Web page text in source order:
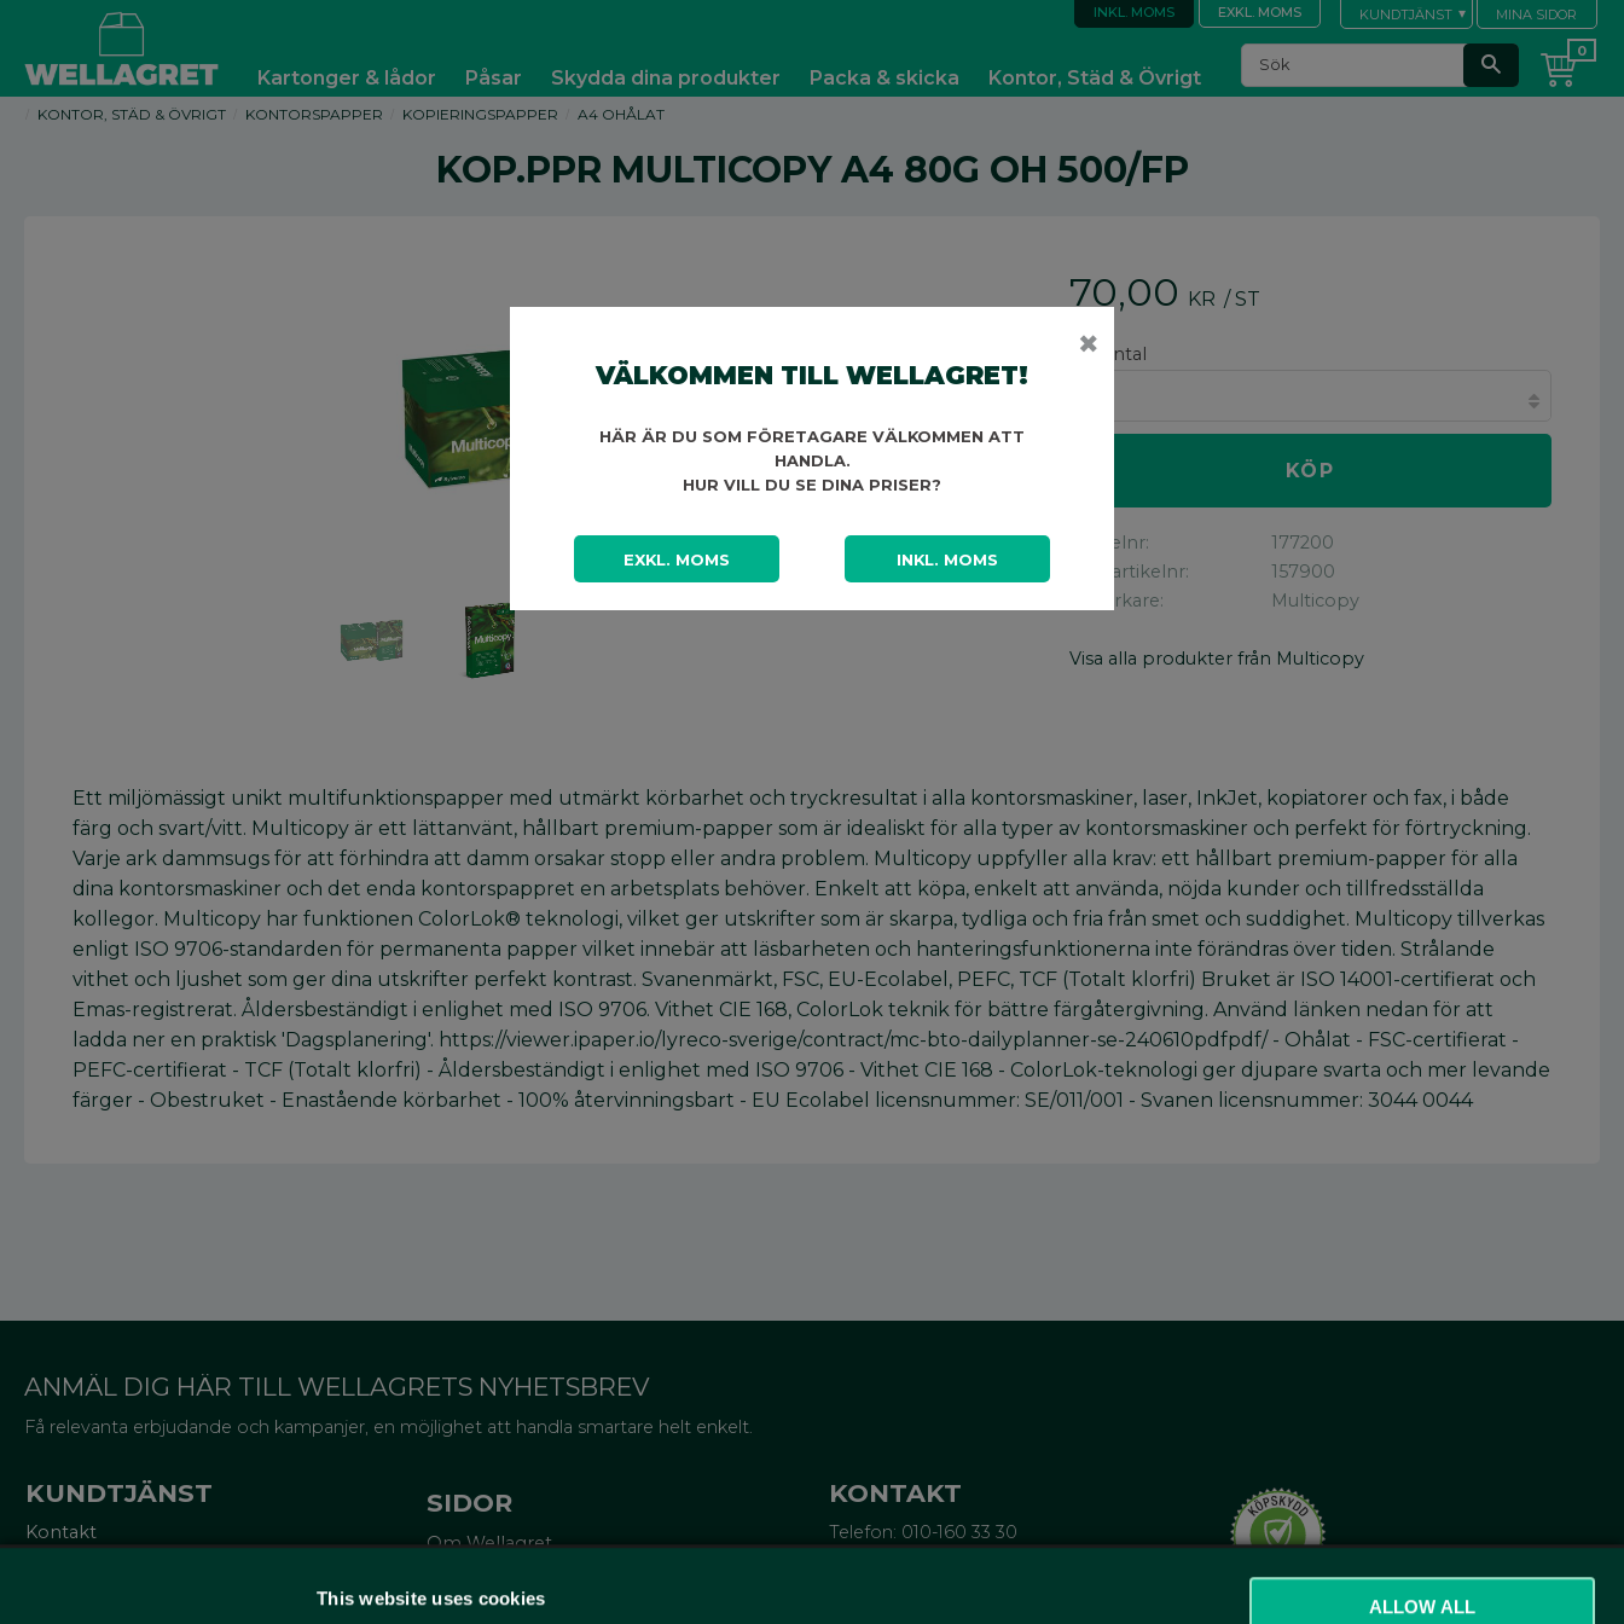
This website uses cookies ALLOW ALL
KUNDTJÄNST MINA SIDOR
INKL. MOMS EXKL. MOMS
Kartonger & lådor Påsar Skydda dina produkter Packa & skicka Kontor, Städ & Övrigt
KONTOR, STÄD & ÖVRIGT KONTORSPAPPER KOPIERINGSPAPPER A4 OHÅLAT
KOP.PPR MULTICOPY A4 80G OH 500/FP
70,00 KR /ST
Välj antal
KÖP
Artikelnr
177200
Tillv. artikelnr
157900
Tillverkare
Multicopy
Visa alla produkter från Multicopy
Ett miljömässigt unikt multifunktionspapper med utmärkt körbarhet och tryckresultat i alla kontorsmaskiner, laser, InkJet, kopiatorer och fax, i både
färg och svart/vitt. Multicopy är ett lättanvänt, hållbart premium-papper som är idealiskt för alla typer av kontorsmaskiner och perfekt för förtryckning.
Varje ark dammsugs för att förhindra att damm orsakar stopp eller andra problem. Multicopy uppfyller alla krav: ett hållbart premium-papper för alla
dina kontorsmaskiner och det enda kontorspappret en arbetsplats behöver. Enkelt att köpa, enkelt att använda, nöjda kunder och tillfredsställda
kollegor. Multicopy har funktionen ColorLok® teknologi, vilket ger utskrifter som är skarpa, tydliga och fria från smet och suddighet. Multicopy tillverkas
enligt ISO 9706-standarden för permanenta papper vilket innebär att läsbarheten och hanteringsfunktionerna inte förändras över tiden. Strålande
vithet och ljushet som ger dina utskrifter perfekt kontrast. Svanenmärkt, FSC, EU-Ecolabel, PEFC, TCF (Totalt klorfri) Bruket är ISO 14001-certifierat och
Emas-registrerat. Åldersbeständigt i enlighet med ISO 9706. Vithet CIE 168, ColorLok teknik för bättre färgåtergivning. Använd länken nedan för att
ladda ner en praktisk 'Dagsplanering'. https://viewer.ipaper.io/lyreco-sverige/contract/mc-bto-dailyplanner-se-240610pdfpdf/ - Ohålat - FSC-certifierat -
PEFC-certifierat - TCF (Totalt klorfri) - Åldersbeständigt i enlighet med ISO 9706 - Vithet CIE 168 - ColorLok-teknologi ger djupare svarta och mer levande
färger - Obestruket - Enastående körbarhet - 100% återvinningsbart - EU Ecolabel licensnummer: SE/011/001 - Svanen licensnummer: 3044 0044
ANMÄL DIG HÄR TILL WELLAGRETS NYHETSBREV
Få relevanta erbjudande och kampanjer, en möjlighet att handla smartare helt enkelt.
KUNDTJÄNST
Kontakt
SIDOR
Om Wellagret
Miljö och certifieringar
KONTAKT
Telefon: 010-160 33 30
VÄLKOMMEN TILL WELLAGRET!
HÄR ÄR DU SOM FÖRETAGARE VÄLKOMMEN ATT
HANDLA.
HUR VILL DU SE DINA PRISER?
EXKL. MOMS INKL. MOMS
✖